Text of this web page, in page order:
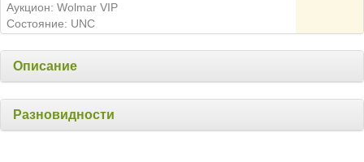
Аукцион: Wolmar VIP
Состояние: UNC
Описание
Разновидности